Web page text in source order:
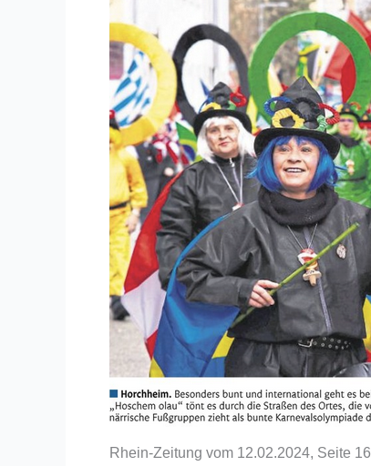
Rhein-Zeitung vom 12.02.2024, Seite 16